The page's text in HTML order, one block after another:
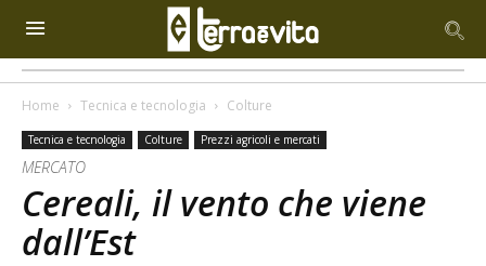
Home Tecnica e tecnologia Colture
Tecnica e tecnologia Colture Prezzi agricoli e mercati
MERCATO
Cereali, il vento che viene
dall’Est